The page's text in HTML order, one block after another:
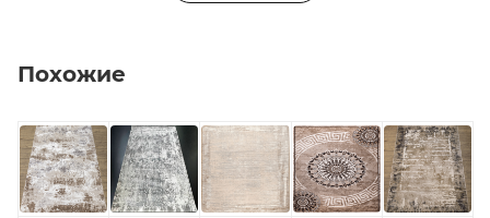
Похожие